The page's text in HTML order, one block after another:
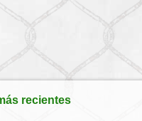
recientes